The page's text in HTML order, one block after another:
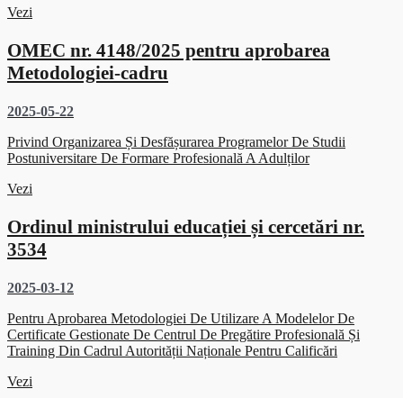
Vezi
OMEC nr. 4148/2025 pentru aprobarea
Metodologiei-cadru
2025-05-22
Privind Organizarea Și Desfășurarea Programelor De Studii
Postuniversitare De Formare Profesională A Adulților
Vezi
Ordinul ministrului educației și cercetări nr.
3534
2025-03-12
Pentru Aprobarea Metodologiei De Utilizare A Modelelor De
Certificate Gestionate De Centrul De Pregătire Profesională Și
Training Din Cadrul Autorității Naționale Pentru Calificări
Vezi